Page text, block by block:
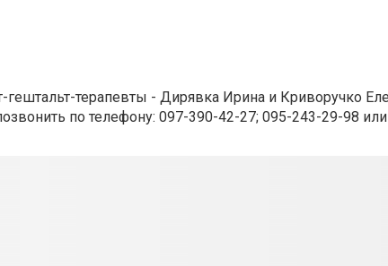
гештальт-терапевты - Дирявка Ирина и Криворучко
по телефону: 097-390-42-27; 095-243-29-98 или